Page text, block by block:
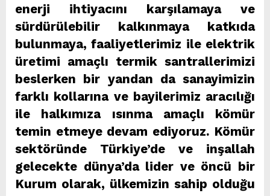
enerji ihtiyacını karşılamaya ve
sürdürülebilir kalkınmaya katkıda
bulunmaya, faaliyetlerimiz ile elektrik
üretimi amaçlı termik santrallerimizi
beslerken bir yandan da sanayimizin
farklı kollarına ve bayilerimiz aracılığı
ile halkımıza ısınma amaçlı kömür
temin etmeye devam ediyoruz. Kömür
sektöründe Türkiye’de ve inşallah
gelecekte dünya’da lider ve öncü bir
Kurum olarak, ülkemizin sahip olduğu